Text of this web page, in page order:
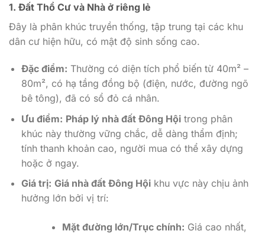
1. Đất Thổ Cư và Nhà ở riêng lẻ
Đây là phân khúc truyền thống, tập trung tại các khu
dân cư hiện hữu, có mật độ sinh sống cao.
Đặc điểm: Thường có diện tích phổ biến từ 40m² –
80m², có hạ tầng đồng bộ (điện, nước, đường ngõ
bê tông), đã có sổ đỏ cá nhân.
Ưu điểm: Pháp lý nhà đất Đông Hộitrong phân
khúc này thường vững chắc, dễ dàng thẩm định;
tính thanh khoản cao, người mua có thể xây dựng
hoặc ở ngay.
Giá trị: Giá nhà đất Đông Hộikhu vực này chịu ảnh
hưởng lớn bởi vị trí:
Mặt đường lớn/Trục chính: Giá cao nhất,